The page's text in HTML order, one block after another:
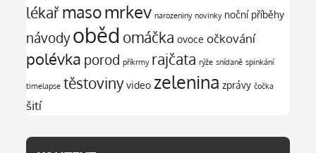
lékařmasomrkev narozeniny novinky noční příběhy
návodyoběd omáčka ovoce očkování
polévka porod příkrmy rajčata rýže snídaně spinkání
timelapse těstoviny video zelenina zprávy čočka
šití